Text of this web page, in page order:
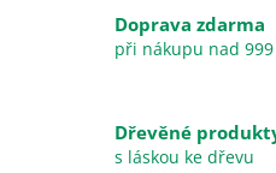
Doprava zdarma
při nákupu nad 999
Dřevěné
s láskou ke dřevu